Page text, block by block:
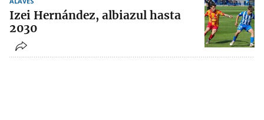
Izei Hernández, albiazul hasta
2030